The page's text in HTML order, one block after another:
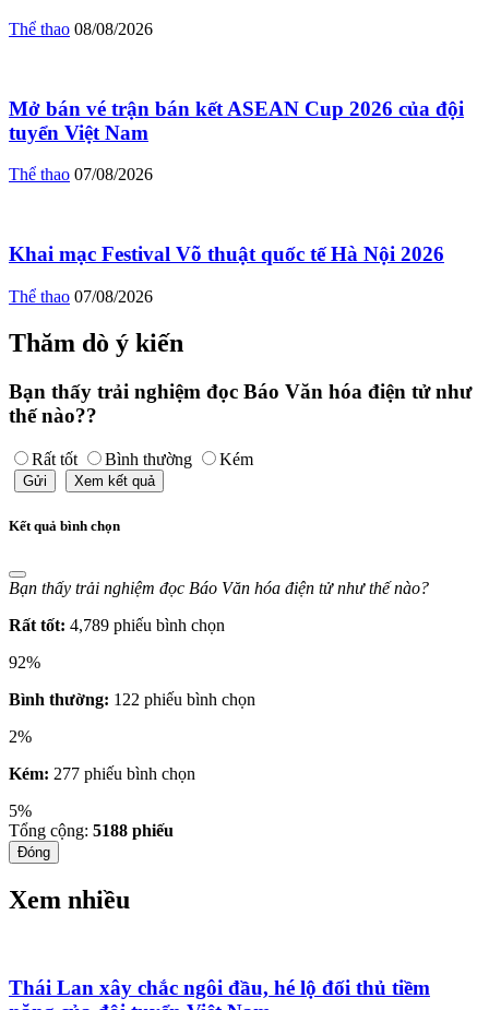
Thể thao 08/08/2026
Mở bán vé trận bán kết ASEAN Cup 2026 của đội
tuyển Việt Nam
Thể thao 07/08/2026
Khai mạc Festival Võ thuật quốc tế Hà Nội 2026
Thể thao 07/08/2026
Thăm dò ý kiến
Bạn thấy trải nghiệm đọc Báo Văn hóa điện tử như
thế nào??
Rất tốt Bình thường Kém
Gửi Xem kết quả
Kết quả bình chọn
Bạn thấy trải nghiệm đọc Báo Văn hóa điện tử như thế nào?
Rất tốt: 4,789 phiếu bình chọn
92%
Bình thường: 122 phiếu bình chọn
2%
Kém: 277 phiếu bình chọn
5%
Tổng cộng: 5188 phiếu
Đóng
Xem nhiều
Thái Lan xây chắc ngôi đầu, hé lộ đối thủ tiềm